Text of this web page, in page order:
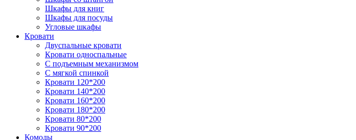
Шкафы для книг
Шкафы для посуды
Угловые шкафы
Кровати
Двуспальные кровати
Кровати односпальные
С подъемным механизмом
С мягкой спинкой
Кровати 120*200
Кровати 140*200
Кровати 160*200
Кровати 180*200
Кровати 80*200
Кровати 90*200
Комоды